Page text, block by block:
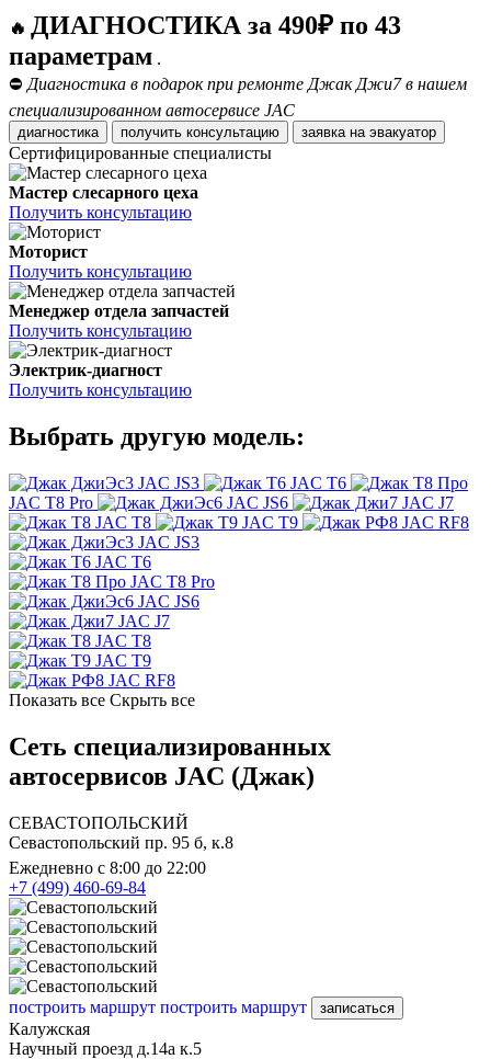
🔥 ДИАГНОСТИКА за 490₽ по 43
параметрам .
⛔ Диагностика в подарок при ремонте Джак Джи7 в нашем
специализированном автосервисе JAC
диагностика получить консультацию заявка на эвакуатор
Сертифицированные специалисты
Мастер слесарного цеха
Получить консультацию
Моторист
Получить консультацию
Менеджер отдела запчастей
Получить консультацию
Электрик-диагност
Получить консультацию
Выбрать другую модель:
JAC JS3
JAC T6
JAC T8 Pro
JAC JS6
JAC J7
JAC T8
JAC T9
JAC RF8
JAC JS3
JAC T6
JAC T8 Pro
JAC JS6
JAC J7
JAC T8
JAC T9
JAC RF8
Показать все Скрыть все
Сеть специализированных
автосервисов JAC (Джак)
СЕВАСТОПОЛЬСКИЙ
Севастопольский пр. 95 б, к.8
Ежедневно с 8:00 до 22:00
+7 (499) 460-69-84
построить маршрут построить маршрут записаться
Калужская
Научный проезд д.14а к.5